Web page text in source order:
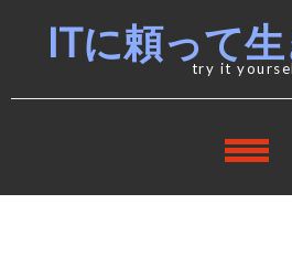
navigation
contentITに頼って生
try it